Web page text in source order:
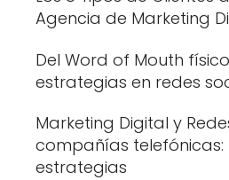
Agencia de Marketing
Del Word of Mouth
estrategias en redes
Marketing Digital y
compañías
estrategias